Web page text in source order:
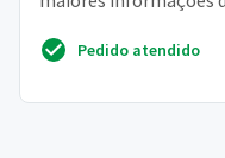
Pedido atendido